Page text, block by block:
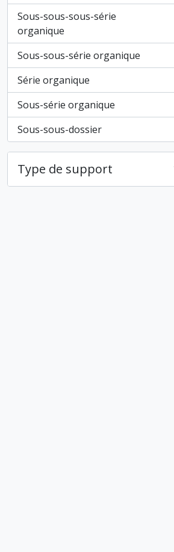
Sous-sous-sous-série
organique
, 25 résultats
Sous-sous-série organique
, 21 résultats
Série organique
, 8 résultats
Sous-série organique
, 7 résultats
Sous-sous-dossier
, 6 résultats
Type de support